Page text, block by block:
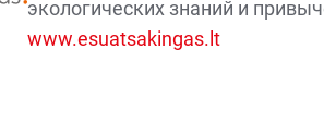
экологических знаний и
www.esuatsakingas.lt